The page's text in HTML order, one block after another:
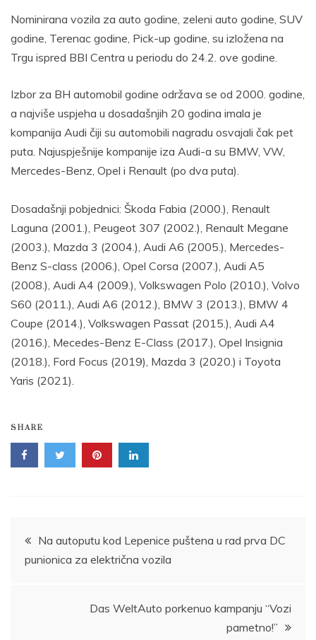
Nominirana vozila za auto godine, zeleni auto godine, SUV
godine, Terenac godine, Pick-up godine, su izložena na
Trgu ispred BBI Centra u periodu do 24.2. ove godine.
Izbor za BH automobil godine održava se od 2000. godine,
a najviše uspjeha u dosadašnjih 20 godina imala je
kompanija Audi čiji su automobili nagradu osvajali čak pet
puta. Najuspješnije kompanije iza Audi-a su BMW, VW,
Mercedes-Benz, Opel i Renault (po dva puta).
Dosadašnji pobjednici: Škoda Fabia (2000.), Renault
Laguna (2001.), Peugeot 307 (2002.), Renault Megane
(2003.), Mazda 3 (2004.), Audi A6 (2005.), Mercedes-
Benz S-class (2006.), Opel Corsa (2007.), Audi A5
(2008.), Audi A4 (2009.), Volkswagen Polo (2010.), Volvo
S60 (2011.), Audi A6 (2012.), BMW 3 (2013.), BMW 4
Coupe (2014.), Volkswagen Passat (2015.), Audi A4
(2016.), Mecedes-Benz E-Class (2017.), Opel Insignia
(2018.), Ford Focus (2019), Mazda 3 (2020.) i Toyota
Yaris (2021).
SHARE
Post
navigation
Na autoputu kod Lepenice puštena u rad prva DC
punionica za električna vozila
Das WeltAuto porkenuo kampanju “Vozi
pametno!”